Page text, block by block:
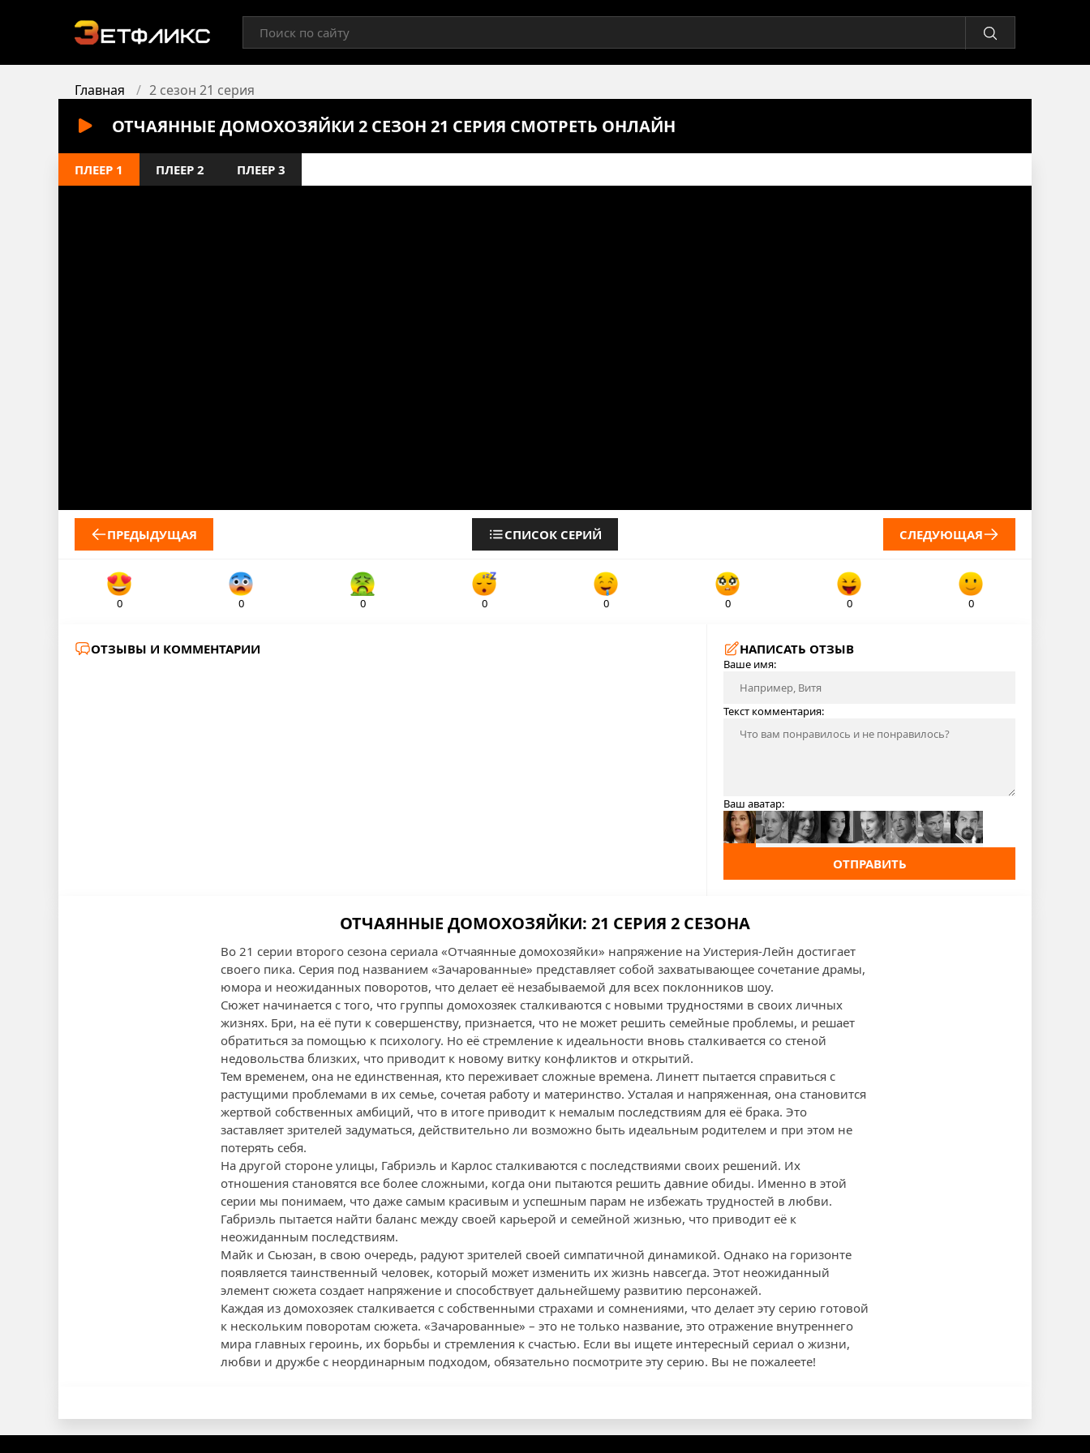
Главная 2 сезон 21 серия
ОТЧАЯННЫЕ ДОМОХОЗЯЙКИ 2 СЕЗОН 21 СЕРИЯ СМОТРЕТЬ ОНЛАЙН
ПЛЕЕР 1 ПЛЕЕР 2 ПЛЕЕР 3
ПРЕДЫДУЩАЯ СПИСОК СЕРИЙ СЛЕДУЮЩАЯ
0 0 0 0 0 0 0 0
ОТЗЫВЫ И КОММЕНТАРИИ НАПИСАТЬ ОТЗЫВ
Ваше имя:
Текст комментария:
Ваш аватар:
ОТПРАВИТЬ
ОТЧАЯННЫЕ ДОМОХОЗЯЙКИ: 21 СЕРИЯ 2 СЕЗОНА
Во 21 серии второго сезона сериала «Отчаянные домохозяйки» напряжение на Уистерия-Лейн достигает
своего пика. Серия под названием «Зачарованные» представляет собой захватывающее сочетание драмы,
юмора и неожиданных поворотов, что делает её незабываемой для всех поклонников шоу.
Сюжет начинается с того, что группы домохозяек сталкиваются с новыми трудностями в своих личных
жизнях. Бри, на её пути к совершенству, признается, что не может решить семейные проблемы, и решает
обратиться за помощью к психологу. Но её стремление к идеальности вновь сталкивается со стеной
недовольства близких, что приводит к новому витку конфликтов и открытий.
Тем временем, она не единственная, кто переживает сложные времена. Линетт пытается справиться с
растущими проблемами в их семье, сочетая работу и материнство. Усталая и напряженная, она становится
жертвой собственных амбиций, что в итоге приводит к немалым последствиям для её брака. Это
заставляет зрителей задуматься, действительно ли возможно быть идеальным родителем и при этом не
потерять себя.
На другой стороне улицы, Габриэль и Карлос сталкиваются с последствиями своих решений. Их
отношения становятся все более сложными, когда они пытаются решить давние обиды. Именно в этой
серии мы понимаем, что даже самым красивым и успешным парам не избежать трудностей в любви.
Габриэль пытается найти баланс между своей карьерой и семейной жизнью, что приводит её к
неожиданным последствиям.
Майк и Сьюзан, в свою очередь, радуют зрителей своей симпатичной динамикой. Однако на горизонте
появляется таинственный человек, который может изменить их жизнь навсегда. Этот неожиданный
элемент сюжета создает напряжение и способствует дальнейшему развитию персонажей.
Каждая из домохозяек сталкивается с собственными страхами и сомнениями, что делает эту серию готовой
к нескольким поворотам сюжета. «Зачарованные» – это не только название, это отражение внутреннего
мира главных героинь, их борьбы и стремления к счастью. Если вы ищете интересный сериал о жизни,
любви и дружбе с неординарным подходом, обязательно посмотрите эту серию. Вы не пожалеете!